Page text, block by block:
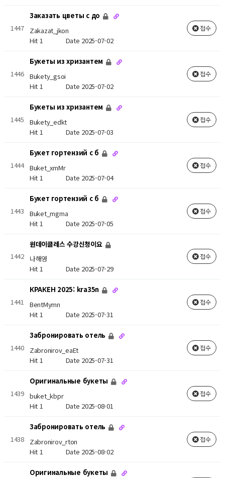
1447
Заказать цветы с до
Zakazat_jkon
Hit 1 Date 2025-07-02
접수
1446
Букеты из хризантем
Bukety_gsoi
Hit 1 Date 2025-07-02
접수
1445
Букеты из хризантем
Bukety_edkt
Hit 1 Date 2025-07-03
접수
1444
Букет гортензий с б
Buket_xmMr
Hit 1 Date 2025-07-04
접수
1443
Букет гортензий с б
Buket_mgma
Hit 1 Date 2025-07-05
접수
1442
원데이클레스 수강신청이요
나해영
Hit 1 Date 2025-07-29
접수
1441
КРАКЕН 2025: kra35n
BentMymn
Hit 1 Date 2025-07-31
접수
1440
Забронировать отель
Zabronirov_eaEt
Hit 1 Date 2025-07-31
접수
1439
Оригинальные букеты
buket_kbpr
Hit 1 Date 2025-08-01
접수
1438
Забронировать отель
Zabronirov_rton
Hit 1 Date 2025-08-02
접수
Оригинальные букеты